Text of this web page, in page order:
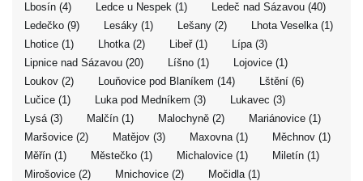
Lbosín (4)
Ledce u Nespek (1)
Ledeč nad Sázavou (40)
Ledečko (9)
Lesáky (1) Lešany (2)
Lhota Veselka (1)
Lhotice (1)
Lhotka (2) Libeř (1)
Lípa (3)
Lipnice nad Sázavou (20)
Líšno (1)
Lojovice (1)
Loukov (2)
Louňovice pod Blaníkem (14)
Lštění (6)
Lučice (1)
Luka pod Medníkem (3)
Lukavec (3)
Lysá (3)
Malčín (1) Malochyně (2)
Mariánovice (1)
Maršovice (2)
Matějov (3) Maxovna (1)
Měchnov (1)
Měřín (1)
Městečko (1) Michalovice (1)
Miletín (1)
Mirošovice (2)
Mnichovice (2)
Močidla (1)